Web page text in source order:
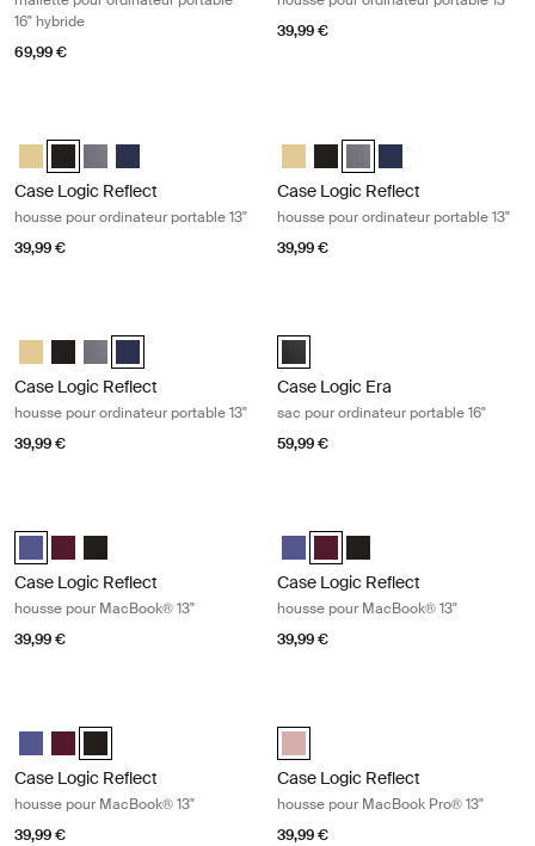
16" hybride
69,99 €
39,99 €
Case Logic Reflect 13" Laptop Sleeve Jaune clair
Case Logic Reflect 13" Laptop Sleeve Noir (selected)
Case Logic Reflect 13" Laptop Sleeve Grahite
Case Logic Reflect 13" Laptop Sleeve Dark Blue
Case Logic Reflect
housse pour ordinateur portable 13"
39,99 €
Case Logic Reflect 13" Laptop
Case Logic Reflect 13"
Case Logic Reflect 13"
Case Logic Reflect
Case Logic Reflect
housse pour ordinateur portable 13"
39,99 €
Case Logic Reflect 13" Laptop Sleeve Jaune clair
Case Logic Reflect 13" Laptop Sleeve Noir
Case Logic Reflect 13" Laptop Sleeve Grahite
Case Logic Reflect 13" Laptop Sleeve Dark Blue
Case Logic Reflect
housse pour ordinateur portable 13"
39,99 €
Case Logic Era 16" Laptop Bag
Case Logic Era
sac pour ordinateur portable 16"
59,99 €
Case Logic Reflect 13" MacBook® Sleeve Pourpre concentré
Case Logic Reflect 13" MacBook® Sleeve Rouge nuancé
Case Logic Reflect 13" MacBook® Sleeve Noir
Case Logic Reflect
housse pour MacBook® 13"
39,99 €
Case Logic Reflect 13"
Case Logic Reflect 13"
Case Logic Reflect 13"
Case Logic Reflect
housse pour MacBook® 13"
39,99 €
Case Logic Reflect 13" MacBook® Sleeve Pourpre concentré
Case Logic Reflect 13" MacBook® Sleeve Rouge nuancé
Case Logic Reflect 13" MacBook® Sleeve Noir (selected)
Case Logic Reflect
housse pour MacBook® 13"
39,99 €
Case Logic Reflect 13" MacBook
Case Logic Reflect
housse pour MacBook Pro® 13"
39,99 €